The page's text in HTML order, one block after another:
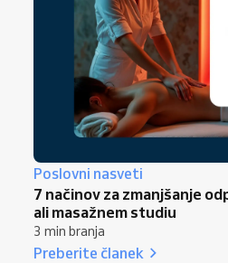
Poslovni nasveti
7 načinov za zmanjšanje
ali masažnem studiu
3 min branja
Preberite članek